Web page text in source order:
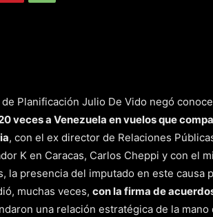
Planificación Julio De Vido negó
veces a Venezuela en vuelos que
, con el ex director de Relaciones
K en Caracas, Carlos Cheppi y con el
la presencia del imputado en este causa
muchas veces, con la firma de
una relación estratégica de la